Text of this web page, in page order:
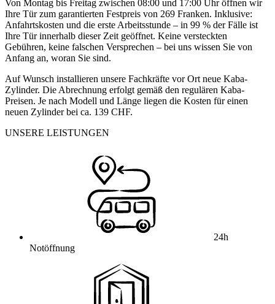
Von Montag bis Freitag zwischen 08:00 und 17:00 Uhr öffnen wir
Ihre Tür zum garantierten Festpreis von 269 Franken. Inklusive:
Anfahrtskosten und die erste Arbeitsstunde – in 99 % der Fälle ist
Ihre Tür innerhalb dieser Zeit geöffnet. Keine versteckten
Gebühren, keine falschen Versprechen – bei uns wissen Sie von
Anfang an, woran Sie sind.
Auf Wunsch installieren unsere Fachkräfte vor Ort neue Kaba-
Zylinder. Die Abrechnung erfolgt gemäß den regulären Kaba-
Preisen. Je nach Modell und Länge liegen die Kosten für einen
neuen Zylinder bei ca. 139 CHF.
UNSERE LEISTUNGEN
24h
Notöffnung